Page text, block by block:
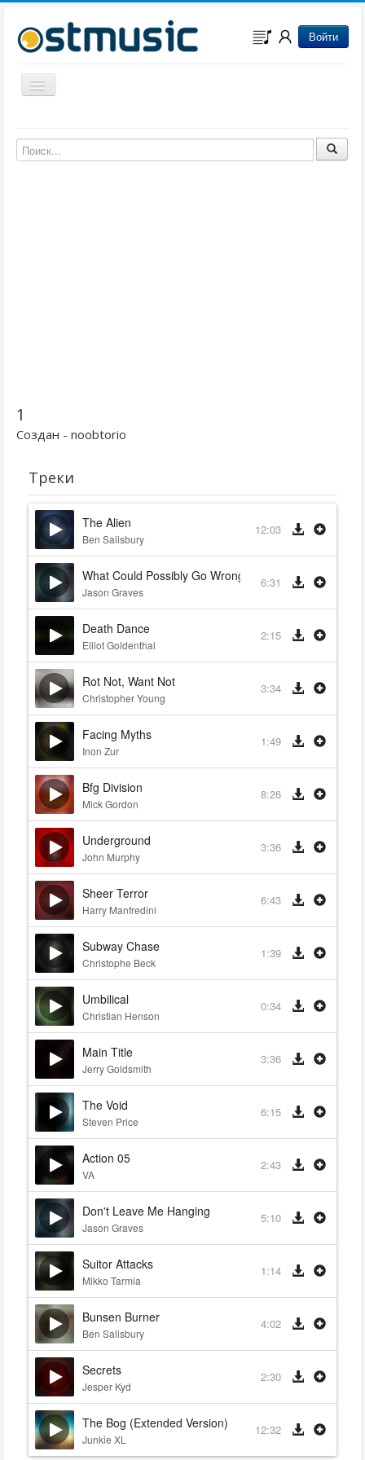
Войти
Включить/выключить навигацию
Музыка из мультфильмов
Музыка из сериалов
1
Создан - noobtorio
Треки
The Alien
Ben Salisbury
12:03
What Could Possibly Go Wrong
Jason Graves
6:31
Death Dance
Elliot Goldenthal
2:15
Rot Not, Want Not
Christopher Young
3:34
Facing Myths
Inon Zur
1:49
Bfg Division
Mick Gordon
8:26
Underground
John Murphy
3:36
Sheer Terror
Harry Manfredini
6:43
Subway Chase
Christophe Beck
1:39
Umbilical
Christian Henson
0:34
Main Title
Jerry Goldsmith
3:36
The Void
Steven Price
6:15
Action 05
VA
2:43
Don't Leave Me Hanging
Jason Graves
5:10
Suitor Attacks
Mikko Tarmia
1:14
Bunsen Burner
Ben Salisbury
4:02
Secrets
Jesper Kyd
2:30
The Bog (Extended Version)
Junkie XL
12:32